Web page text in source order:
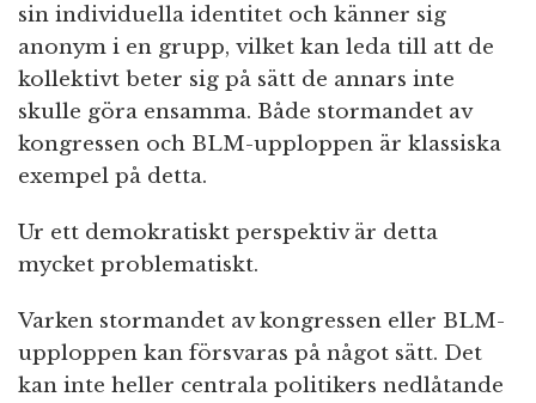
sin individuella identitet och känner sig
anonym i en grupp, vilket kan leda till att de
kollektivt beter sig på sätt de annars inte
skulle göra ensamma. Både stormandet av
kongressen och BLM-upploppen är klassiska
exempel på detta.
Ur ett demokratiskt perspektiv är detta
mycket problematiskt.
Varken stormandet av kongressen eller BLM-
upploppen kan försvaras på något sätt. Det
kan inte heller centrala politikers nedlåtande